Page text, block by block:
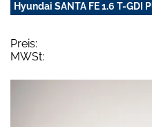
Hyundai SANTA FE 1.6 T-
Preis:
MWSt: